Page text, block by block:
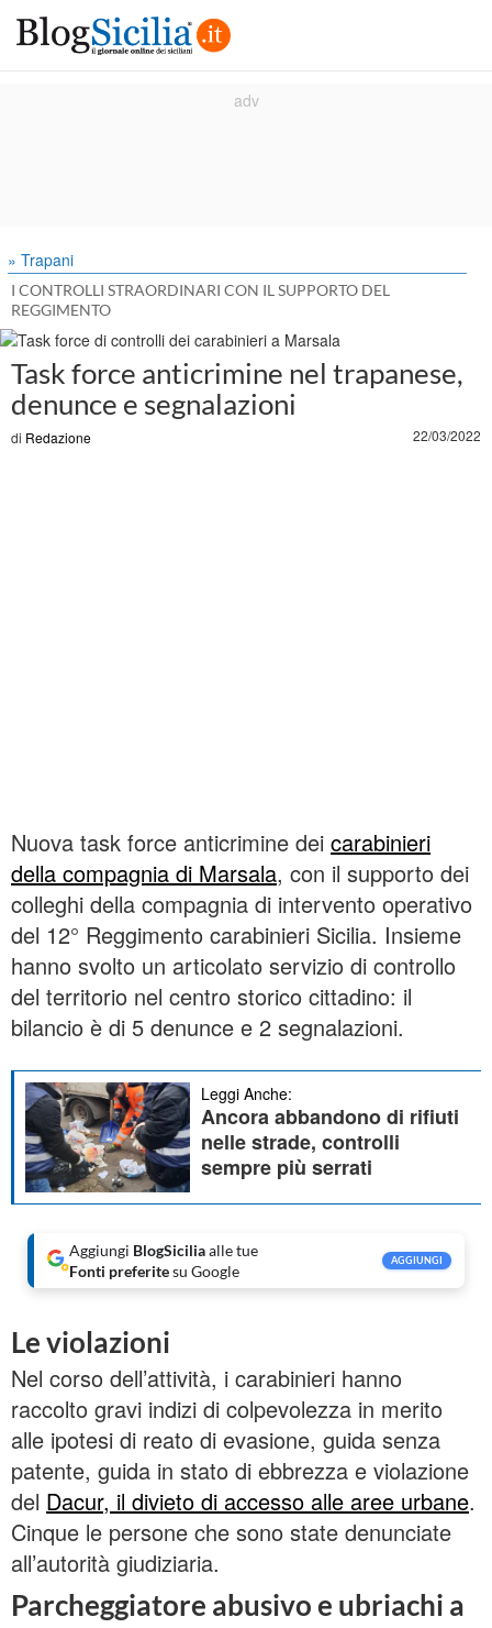
» Trapani
I CONTROLLI STRAORDINARI CON IL SUPPORTO DEL
REGGIMENTO
Task force anticrimine nel trapanese,
denunce e segnalazioni
di Redazione 22/03/2022
Nuova task force anticrimine dei carabinieri
della compagnia di Marsala, con il supporto dei
colleghi della compagnia di intervento operativo
del 12° Reggimento carabinieri Sicilia. Insieme
hanno svolto un articolato servizio di controllo
del territorio nel centro storico cittadino: il
bilancio è di 5 denunce e 2 segnalazioni.
Leggi Anche:
Ancora abbandono di rifiuti
nelle strade, controlli
sempre più serrati
Aggiungi BlogSiciliaalle tue
Fonti preferitesu Google
AGGIUNGI
Le violazioni
Nel corso dell’attività, i carabinieri hanno
raccolto gravi indizi di colpevolezza in merito
alle ipotesi di reato di evasione, guida senza
patente, guida in stato di ebbrezza e violazione
del Dacur, il divieto di accesso alle aree urbane.
Cinque le persone che sono state denunciate
all’autorità giudiziaria.
Parcheggiatore abusivo e ubriachi a